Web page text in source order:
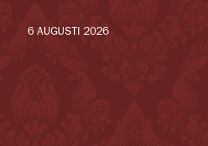
6 AUGUSTI 2026